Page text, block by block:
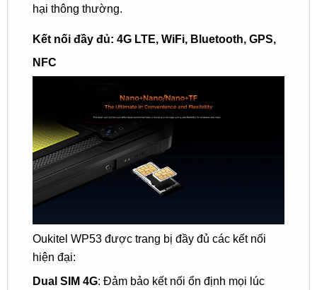
hại thông thường.
Kết nối đầy đủ: 4G LTE, WiFi, Bluetooth, GPS,
NFC
Oukitel WP53 được trang bị đầy đủ các kết nối
hiện đại:
Dual SIM 4G: Đảm bảo kết nối ổn định mọi lúc